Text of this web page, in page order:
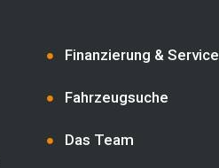
Finanzierung & Service
Fahrzeugsuche
Das Team